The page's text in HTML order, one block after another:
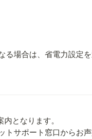
場合は、省電力設定
となります。
サポート窓口からお